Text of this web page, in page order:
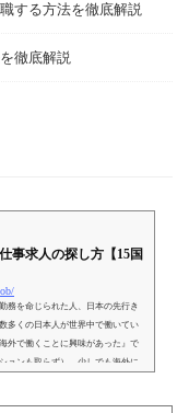
する方法を徹底解説
徹底解説
事求人の探し方【15国
務を命じられた人、日本の先行き
多くの日本人が世界中で働いてい
外で働くことに興味があった』で
ョンも取らず）。少しでも海外に